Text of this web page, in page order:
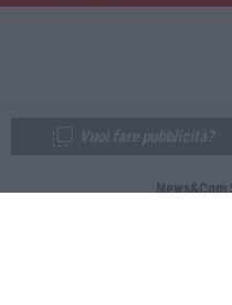
News&Com